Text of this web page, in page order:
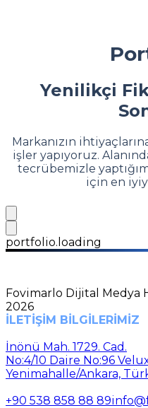
Yenilikçi
Markanızın
işler yapıyoruz.
tecrübemizle
için en
portfolio.loading
Fovimarlo Dijital
2026
İLETİŞİM BİLGİLERİMİZ
İnönü Mah. 1729. Cad.
No:4/10 Daire No:96
Yenimahalle/Ankara,
+90 538 858 88 89